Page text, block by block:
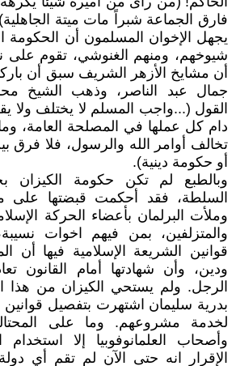
فارق الجماعة شبراً مات ميتة
يجهل الإخوان المسلمون أن الحكومة
شيوخهم، ومنهم الغنوشي، تقوم على
أن مشايخ الأزهر الشريف سبق أن
جمال عبد الناصر، وذهب الشيخ
القول (...واجب المسلم لا يختلف ولا
دام كل عملها في المصلحة العامة،
تخالف أوامر الله والرسول، فلا فرق
أو حكومة دينية).
وبالطبع لم تكن حكومة الكيزان
السلطة، فقد أحكمت قبضتها على
وملأت البرلمان بأعضاء الحركة
والمتزلفين، بمن فيهم اخوات
قوانين الشريعة الإسلامية فيها أن
ودين، وأن شهادتها أمام القانون
الرجل. ولم يستحي الكيزان من هذا
بدرية سليمان اشتهرت بتفصيل قوانين
لخدمة مشروعهم. وما على
وأصحاب العلمانوفوبيا إلا استخدام
الإقرار انه حتى الآن لم تقم أي